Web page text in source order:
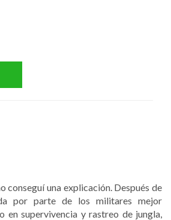
conseguí una explicación. Después de
por parte de los militares mejor
en supervivencia y rastreo de jungla,